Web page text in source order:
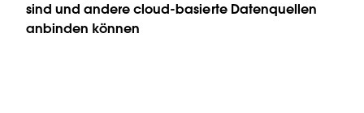
sind und andere cloud-basierte Datenquellen
anbinden können